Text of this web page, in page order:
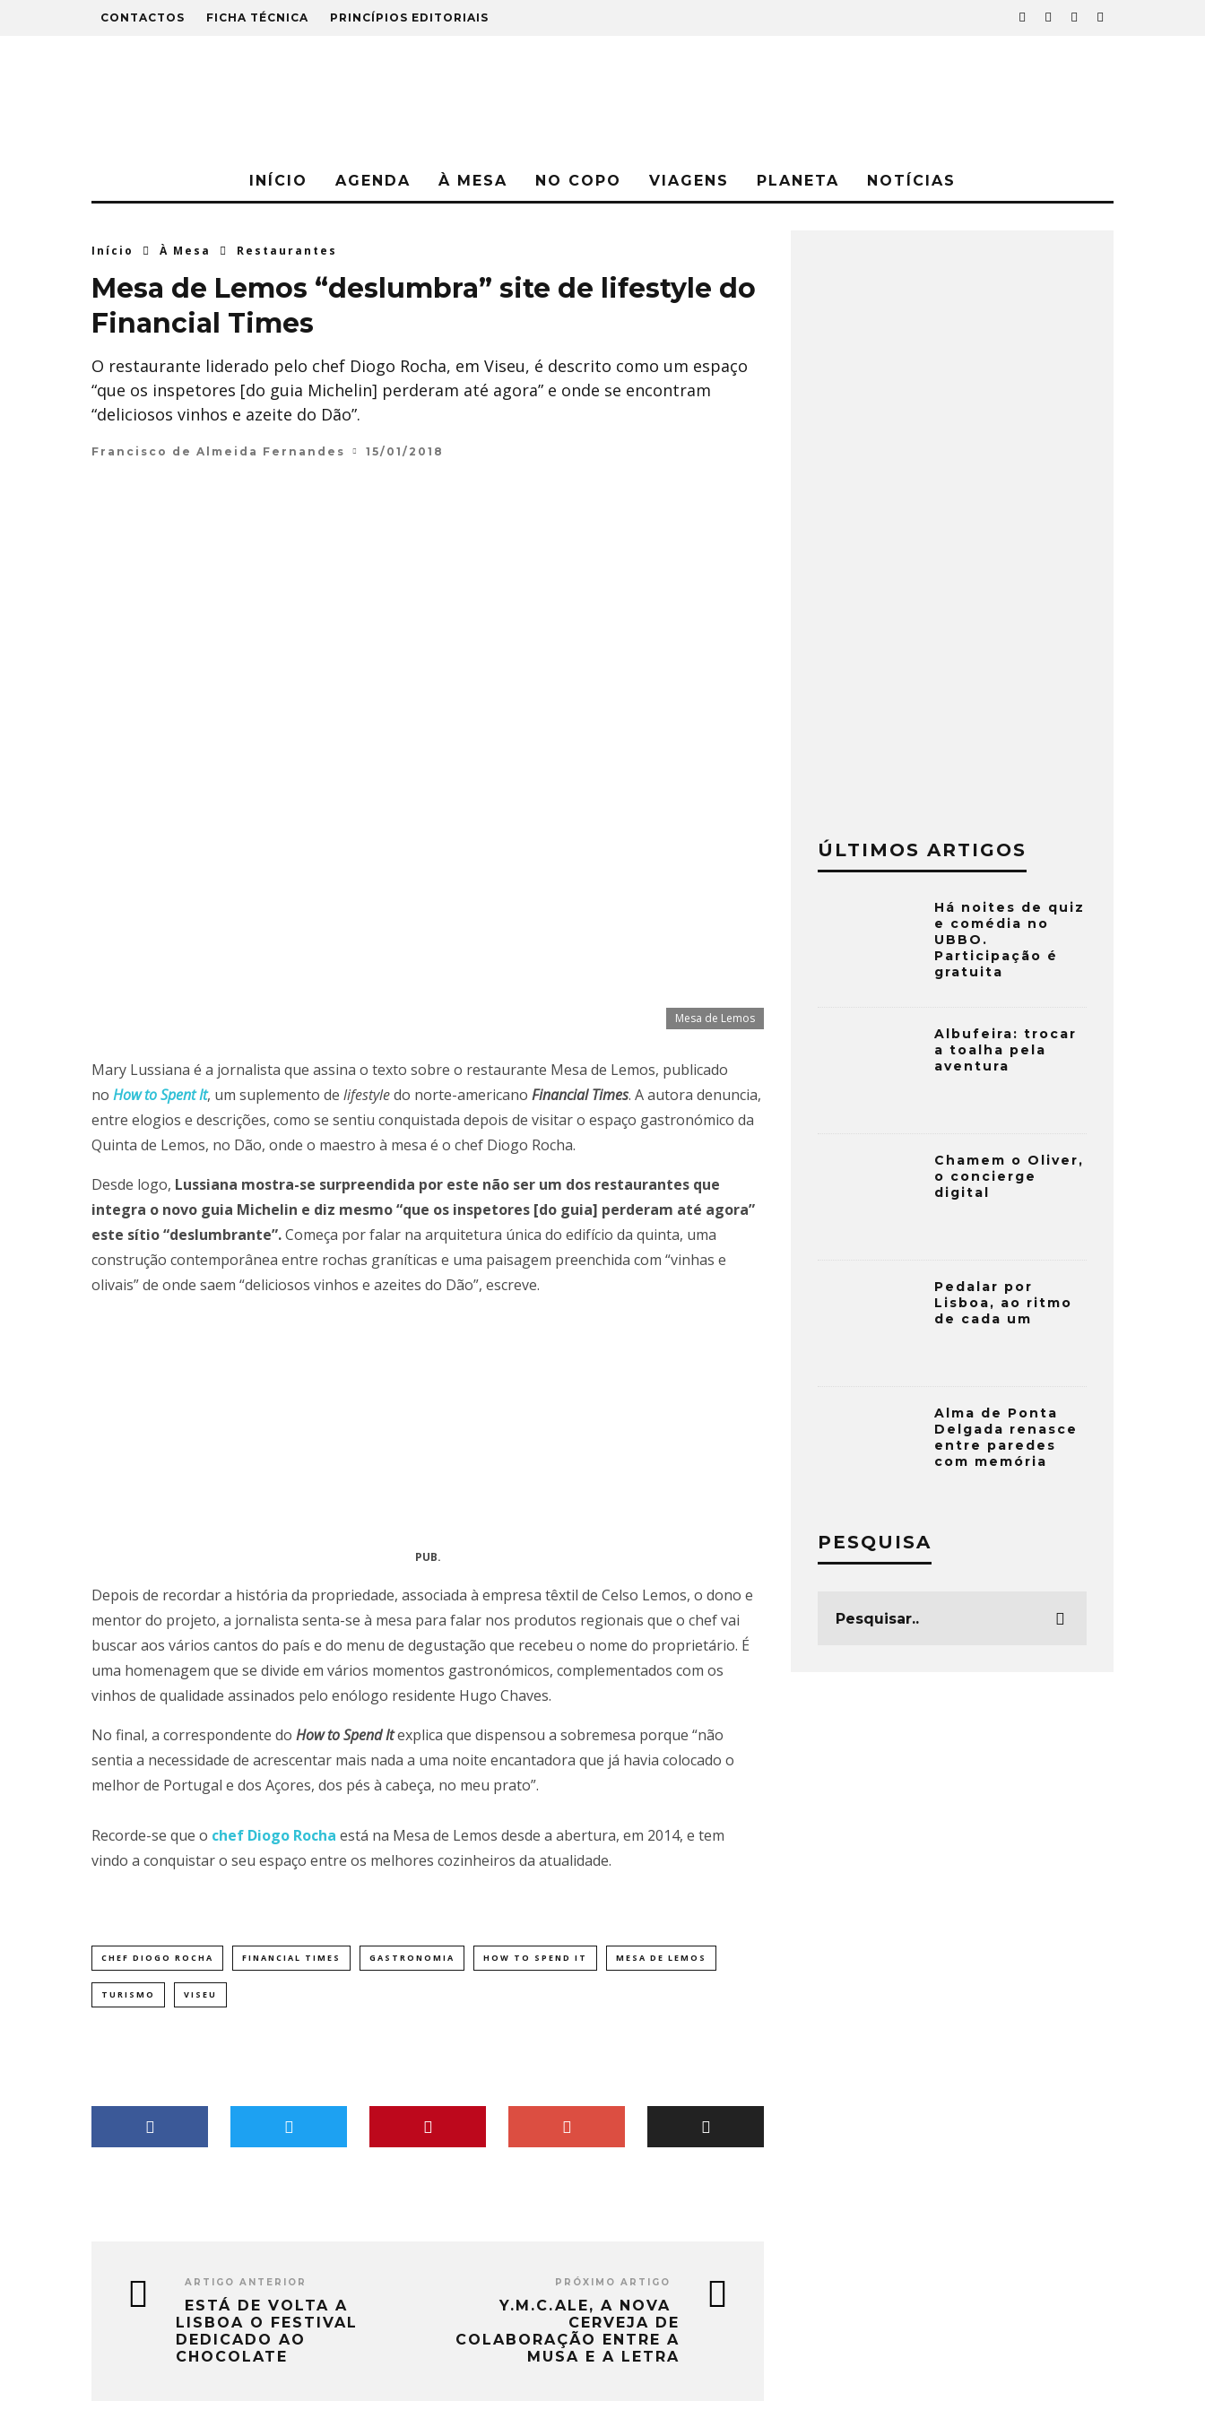
CONTACTOS FICHA TÉCNICA PRINCÍPIOS EDITORIAIS
INÍCIO AGENDA À MESA NO COPO VIAGENS PLANETA NOTÍCIAS
Início À Mesa Restaurantes
Mesa de Lemos “deslumbra” site de lifestyle do
Financial Times
O restaurante liderado pelo chef Diogo Rocha, em Viseu, é descrito como um espaço
“que os inspetores [do guia Michelin] perderam até agora” e onde se encontram
“deliciosos vinhos e azeite do Dão”.
Francisco de Almeida Fernandes 15/01/2018
Mesa de Lemos
​Mary Lussiana é a jornalista que assina o texto sobre o restaurante Mesa de Lemos, publicado
no How to Spent It, um suplemento de lifestyledo norte-americano Financial Times. A autora denuncia,
entre elogios e descrições, como se sentiu conquistada depois de visitar o espaço gastronómico da
Quinta de Lemos, no Dão, onde o maestro à mesa é o chef Diogo Rocha.
Desde logo, Lussiana mostra-se surpreendida por este não ser um dos restaurantes que
integra o novo guia Michelin e diz mesmo “que os inspetores [do guia] perderam até agora”
este sítio “deslumbrante”.Começa por falar na arquitetura única do edifício da quinta, uma
construção contemporânea entre rochas graníticas e uma paisagem preenchida com “vinhas e
olivais” de onde saem “deliciosos vinhos e azeites do Dão”, escreve.
PUB.
Depois de recordar a história da propriedade, associada à empresa têxtil de Celso Lemos, o dono e
mentor do projeto, a jornalista senta-se à mesa para falar nos produtos regionais que o chef vai
buscar aos vários cantos do país e do menu de degustação que recebeu o nome do proprietário. É
uma homenagem que se divide em vários momentos gastronómicos, complementados com os
vinhos de qualidade assinados pelo enólogo residente Hugo Chaves.
No final, a correspondente do How to Spend Itexplica que dispensou a sobremesa porque “não
sentia a necessidade de acrescentar mais nada a uma noite encantadora que já havia colocado o
melhor de Portugal e dos Açores, dos pés à cabeça, no meu prato”.
Recorde-se que o chef Diogo Rocha está na Mesa de Lemos desde a abertura, em 2014, e tem
vindo a conquistar o seu espaço entre os melhores cozinheiros da atualidade.
CHEF DIOGO ROCHA FINANCIAL TIMES GASTRONOMIA HOW TO SPEND IT MESA DE LEMOS
TURISMO VISEU
ARTIGO ANTERIOR
ESTÁ DE VOLTA A
LISBOA O FESTIVAL
DEDICADO AO
CHOCOLATE
PRÓXIMO ARTIGO
Y.M.C.ALE, A NOVA
CERVEJA DE
COLABORAÇÃO ENTRE A
MUSA E A LETRA
ÚLTIMOS ARTIGOS
Há noites de quiz
e comédia no
UBBO.
Participação é
gratuita
Albufeira: trocar
a toalha pela
aventura
Chamem o Oliver,
o concierge
digital
Pedalar por
Lisboa, ao ritmo
de cada um
Alma de Ponta
Delgada renasce
entre paredes
com memória
PESQUISA